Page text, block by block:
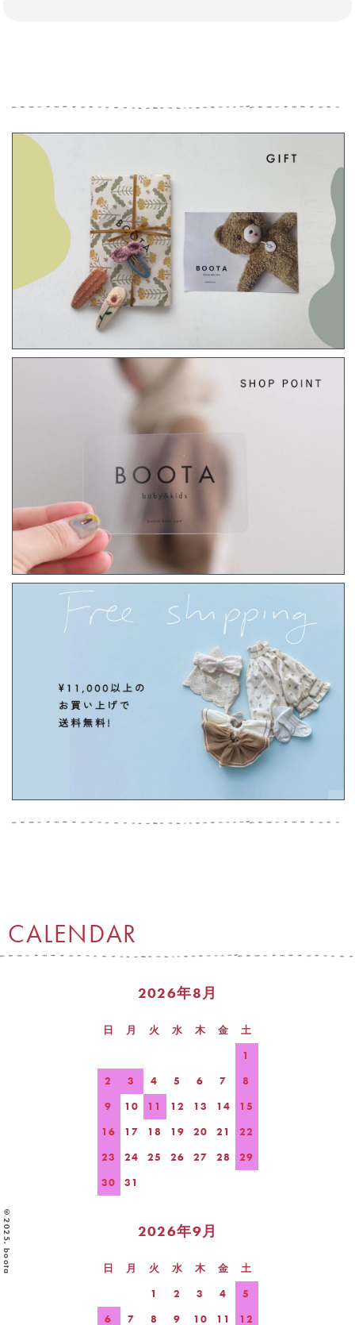
CALENDAR
2026年8月
日 月 火 水 木 金
土
1
2
3 4 5 6 7
8
9
10 11 12 13 14
15
16
17 18 19 20 21
22
23
24 25 26 27 28
29
30
31
2026年9月
日 月 火 水 木 金
土
1
2 3 4
5
6
7 8 9 10 11 12
©2025. boota